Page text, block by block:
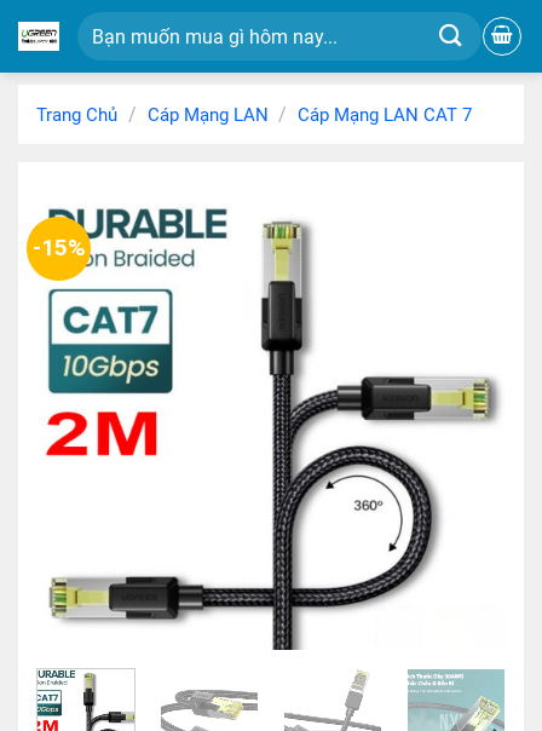
đến
nội
dung
Tìm
kiếm:
Trang Chủ / Cáp Mạng LAN / Cáp Mạng LAN CAT 7
-15%